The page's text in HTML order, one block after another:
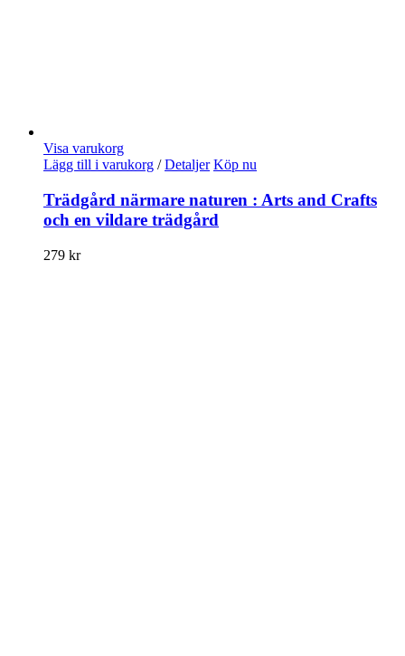
Visa varukorg
Lägg till i varukorg / Detaljer Köp nu
Trädgård närmare naturen : Arts and Crafts
och en vildare trädgård
279 kr